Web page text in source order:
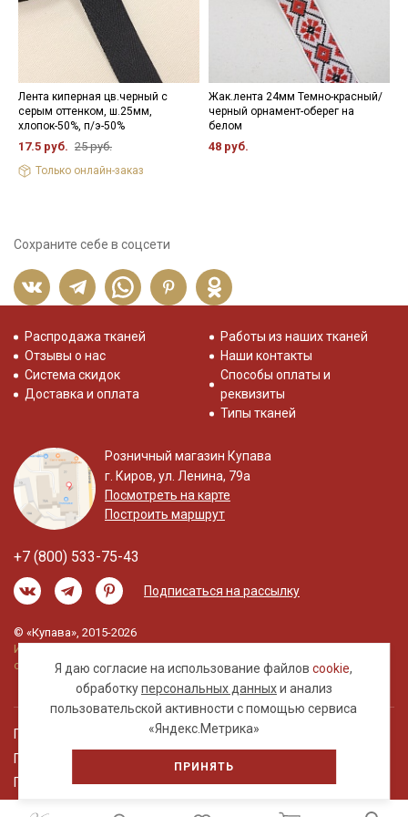
Лента киперная цв.черный с
серым оттенком, ш.25мм,
хлопок-50%, п/э-50%
17.5 руб. 25 руб.
Только онлайн-заказ
Жак.лента 24мм Темно-красный/
черный орнамент-оберег на
белом
48 руб.
Сохраните себе в соцсети
Я даю согласие на использование файловcookie,
обработкуперсональных данныхи анализ
пользовательской активности с помощью сервиса
«Яндекс.Метрика»
ПРИНЯТЬ
Распродажа тканей
Отзывы о нас
Система скидок
Доставка и оплата
Работы из наших тканей
Наши контакты
Способы оплаты и
реквизиты
Типы тканей
Розничный магазин Купава
г. Киров, ул. Ленина, 79а
Посмотреть на карте
Построить маршрут
+7 (800) 533-75-43
Подписаться на рассылку
© «Купава», 2015-2026
Информация на сайте не является публичной
офертой.
Правовая информация
Политика обработки персональных данных
Пользовательское соглашение